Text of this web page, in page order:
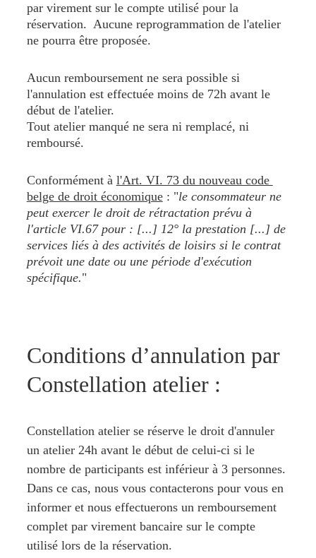
par virement sur le compte utilisé pour la
réservation.  Aucune reprogrammation de l'atelier
ne pourra être proposée.
Aucun remboursement ne sera possible si
l'annulation est effectuée moins de 72h avant le
début de l'atelier.
Tout atelier manqué ne sera ni remplacé, ni
remboursé.
Conformément à l'Art. VI. 73 du nouveau code
belge de droit économique : "le consommateur ne
peut exercer le droit de rétractation prévu à
l'article VI.67 pour : [...] 12° la prestation [...] de
services liés à des activités de loisirs si le contrat
prévoit une date ou une période d'exécution
spécifique."
Conditions d’annulation par
Constellation atelier :
Constellation atelier se réserve le droit d'annuler
un atelier 24h avant le début de celui-ci si le
nombre de participants est inférieur à 3 personnes.
Dans ce cas, nous vous contacterons pour vous en
informer et nous effectuerons un remboursement
complet par virement bancaire sur le compte
utilisé lors de la réservation.